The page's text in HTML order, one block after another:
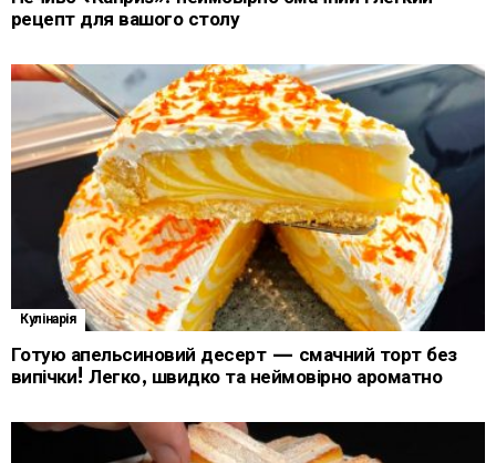
рецепт для вашого столу
Кулінарія
Готую апельсиновий десерт — смачний торт без
випічки! Легко, швидко та неймовірно ароматно